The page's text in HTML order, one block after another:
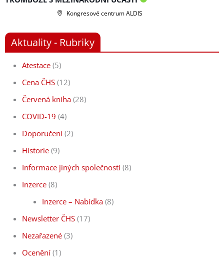
Kongresové centrum ALDIS
Aktuality - Rubriky
Atestace (5)
Cena ČHS (12)
Červená kniha (28)
COVID-19 (4)
Doporučení (2)
Historie (9)
Informace jiných společností (8)
Inzerce (8)
Inzerce – Nabídka(8)
Newsletter ČHS (17)
Nezařazené (3)
Ocenění (1)